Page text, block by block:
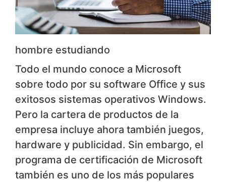
hombre estudiando
Todo el mundo conoce a Microsoft
sobre todo por su software Office y sus
exitosos sistemas operativos Windows.
Pero la cartera de productos de la
empresa incluye ahora también juegos,
hardware y publicidad. Sin embargo, el
programa de certificación de Microsoft
también es uno de los más populares